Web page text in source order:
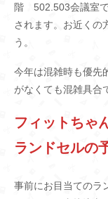
階 502.503会議室
されます。お近くの
う。
今年は混雑時も優先
がなくても混雑具合
フィットちゃ
ランドセルの
事前にお目当てのラ